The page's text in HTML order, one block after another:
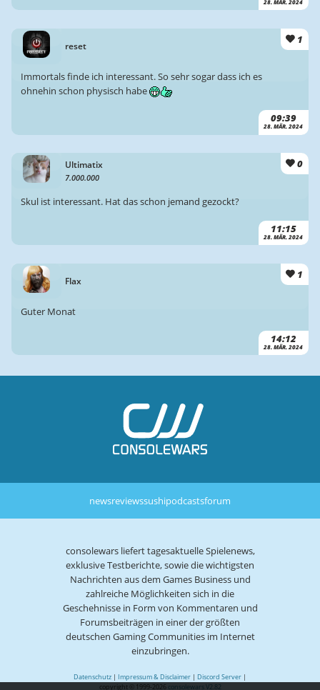
28. MÄR. 2024
reset
1
09:39
28. MÄR. 2024
Immortals finde ich interessant. So sehr sogar dass ich es
ohnehin schon physisch habe
Ultimatix
7.000.000
0
11:15
28. MÄR. 2024
Skul ist interessant. Hat das schon jemand gezockt?
Flax
1
14:12
28. MÄR. 2024
Guter Monat
newsreviewssushipodcastsforum
consolewars liefert tagesaktuelle Spielenews,
exklusive Testberichte, sowie die wichtigsten
Nachrichten aus dem Games Business und
zahlreiche Möglichkeiten sich in die
Geschehnisse in Form von Kommentaren und
Forumsbeiträgen in einer der größten
deutschen Gaming Communities im Internet
einzubringen.
Datenschutz | Impressum & Disclaimer | Discord Server |
copyright © 1999-2026 consolewars V2.82